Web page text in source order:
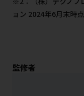
ョン 2024年6月末時点
監修者